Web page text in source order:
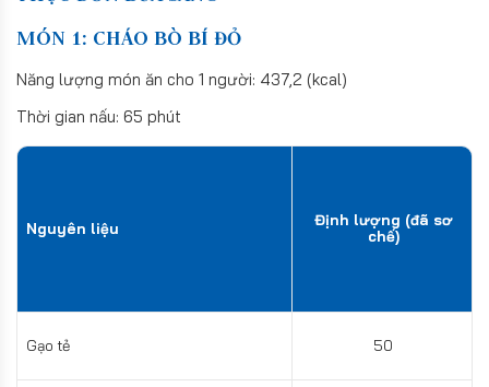
MÓN 1: CHÁO BÒ BÍ ĐỎ
Năng lượng món ăn cho 1 người: 437,2 (kcal)
Thời gian nấu: 65 phút
Nguyên liệu
Định lượng (đã sơ
chế)
Gạo tẻ 50